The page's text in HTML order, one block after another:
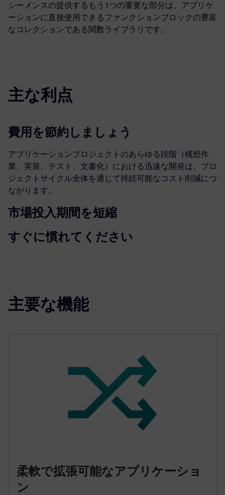
シーメンスの提供するもう1つの重要な部分は、アプリケ
ーションに直接使用できるファンクションブロックの豊富
なコレクションである関数ライブラリです。
主な利点
費用を節約しましょう
アプリケーションプロジェクトのあらゆる段階（構想作
業、実装、テスト、文書化）における迅速な開発は、プロ
ジェクトサイクル全体を通じて持続可能なコスト削減につ
ながります。
市場投入期間を短縮
すぐに慣れてください
主要な機能
柔軟で拡張可能なアプリケーショ
ン